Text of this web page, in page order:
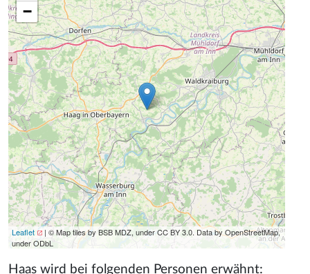
−
Leaflet
| © Map tiles by BSB MDZ, under CC BY 3.0. Data by OpenStreetMap,
under ODbL
Haas wird bei folgenden Personen erwähnt: